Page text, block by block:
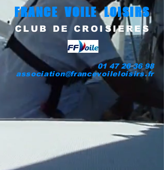
FRANCE VOILE LOISIRS
CLUB DE CROISIERES
01 47 26 36 98
association@francevoileloisirs.fr